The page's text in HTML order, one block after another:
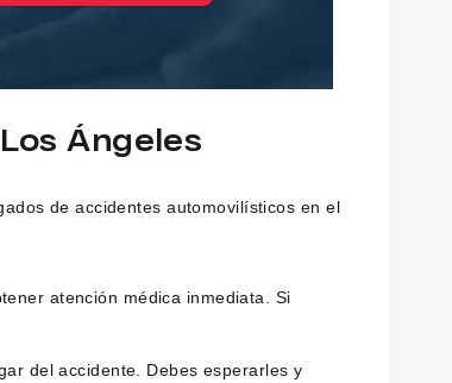
Ángeles
de accidentes automovilísticos en el
atención médica inmediata. Si
del accidente. Debes esperarles y